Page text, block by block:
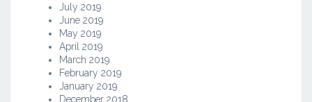
July 2019
June 2019
May 2019
April 2019
March 2019
February 2019
January 2019
December 2018